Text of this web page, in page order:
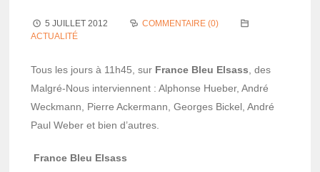
5 JUILLET 2012
COMMENTAIRE (0)
ACTUALITÉ
Tous les jours à 11h45, sur France Bleu Elsass , des
Malgré-Nous inter­viennent : Alphonse Hueber, André
Weck­mann, Pierre Acker­mann, Georges Bickel, André
Paul Weber et bien d’autres.
France Bleu Elsass